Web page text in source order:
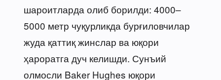
шароитларда олиб борилди: 4000–
5000 метр чуқурликда бурғиловчилар
жуда қаттиқ жинслар ва юқори
ҳароратга дуч келишди. Сунъий
олмосли Baker Hughes юқори